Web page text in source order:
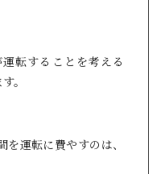
転することを考える
。
運転に費やすのは、